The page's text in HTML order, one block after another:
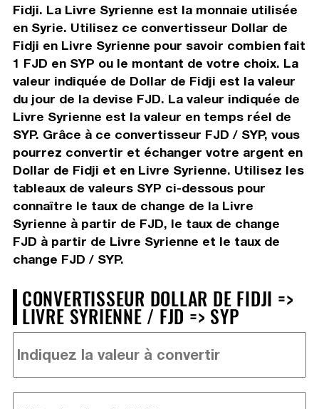
Fidji. La Livre Syrienne est la monnaie utilisée
en Syrie. Utilisez ce convertisseur Dollar de
Fidji en Livre Syrienne pour savoir combien fait
1 FJD en SYP ou le montant de votre choix. La
valeur indiquée de Dollar de Fidji est la valeur
du jour de la devise FJD. La valeur indiquée de
Livre Syrienne est la valeur en temps réel de
SYP. Grâce à ce convertisseur FJD / SYP, vous
pourrez convertir et échanger votre argent en
Dollar de Fidji et en Livre Syrienne. Utilisez les
tableaux de valeurs SYP ci-dessous pour
connaître le taux de change de la Livre
Syrienne à partir de FJD, le taux de change
FJD à partir de Livre Syrienne et le taux de
change FJD / SYP.
CONVERTISSEUR DOLLAR DE FIDJI =>
LIVRE SYRIENNE / FJD => SYP